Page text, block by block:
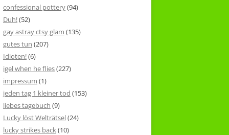
confessional pottery(94)
Duh!(52)
gay astray ctsy glam (135)
gutes tun (207)
Idioten!(6)
igel when he flies(227)
impressum (1)
jeden tag 1 kleiner tod (153)
liebes tagebuch (9)
Lucky löst Welträtsel(24)
lucky strikes back(10)